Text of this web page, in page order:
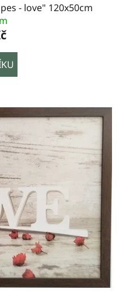
- love" 120x50cm